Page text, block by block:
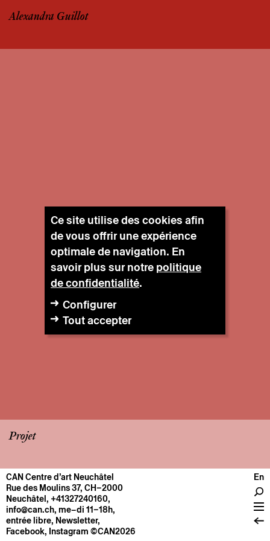
Alexandra Guillot
Projet
CENTRE
Infos pratiques
Fonctionnement
À propos
CAN Centre d’art Neuchâtel
Rue des Moulins 37, CH–2000
Neuchâtel, +41327240160,
info@can.ch, me–di 11–18h,
entrée libre, Newsletter,
Facebook, Instagram ©CAN2026
En
Ce site utilise des cookies afin
de vous offrir une expérience
optimale de navigation. En
savoir plus sur notre politique
de confidentialité.
Configurer
Tout accepter